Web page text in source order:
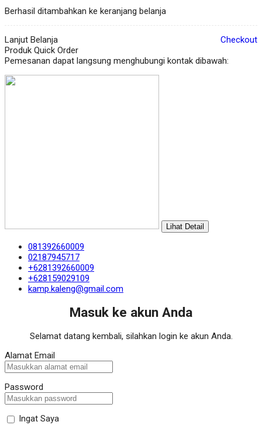
Berhasil ditambahkan ke keranjang belanja
Lanjut Belanja
Checkout
Produk Quick Order
Pemesanan dapat langsung menghubungi kontak dibawah:
Lihat Detail
081392660009
02187945717
+6281392660009
+628159029109
kamp.kaleng@gmail.com
Masuk ke akun Anda
Selamat datang kembali, silahkan login ke akun Anda.
Alamat Email
Password
Ingat Saya